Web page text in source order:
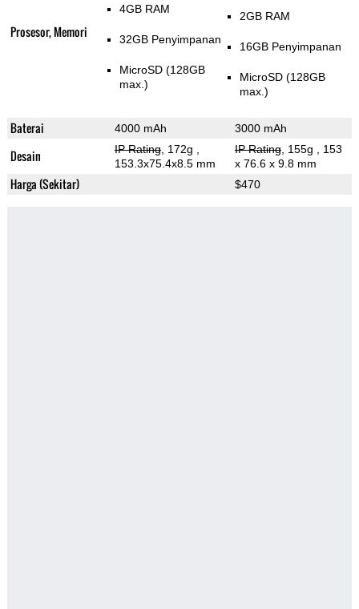
Prosesor, Memori
4GB RAM
32GB Penyimpanan
MicroSD (128GB
max.)
2GB RAM
16GB Penyimpanan
MicroSD (128GB
max.)
Baterai 4000 mAh 3000 mAh
Desain IP Rating, 172g
153.3x75.4x8.5 mm
IP Rating, 155g
, 153
x 76.6 x 9.8 mm
Harga (Sekitar) $470